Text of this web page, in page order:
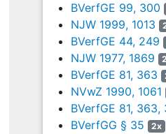
zukommenden
beurteilt sich
Beamten
drittes und jedes
Kindes, so hat
Alimentation
BVerfGE 99, 300
NJW 1999, 1013
BVerfGE 44, 249
NJW 1977, 1869
BVerfGE 81, 363
NVwZ 1990, 1061
BVerfGE 81, 363,
BVerfGG § 35
2x